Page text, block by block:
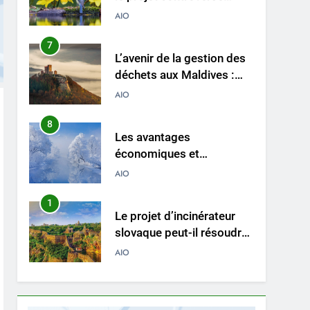
7
une solution d’incinération
?
AIO
8
environnementaux de la
nouvelle technologie
d’incinération
AIO
1
le problème des déchets
du pays ?
AIO
2
le pouvoir de l’incinérateur
de Sainte-Lucie